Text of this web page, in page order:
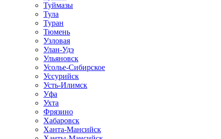
Туймазы
Тула
Туран
Тюмень
Узловая
Улан-Удэ
Ульяновск
Усолье-Сибирское
Уссурийск
Усть-Илимск
Уфа
Ухта
Фрязино
Хабаровск
Ханта-Мансийск